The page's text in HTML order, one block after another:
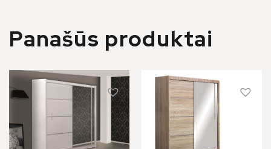
Panašūs produktai